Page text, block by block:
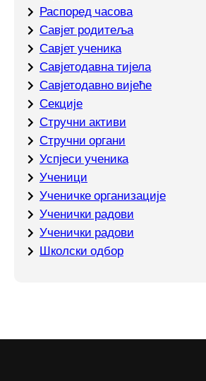
Распоред часова
Савјет родитеља
Савјет ученика
Савјетодавна тијела
Савјетодавно вијеће
Секције
Стручни активи
Стручни органи
Успјеси ученика
Ученици
Ученичке организације
Ученички радови
Ученички радови
Школски одбор